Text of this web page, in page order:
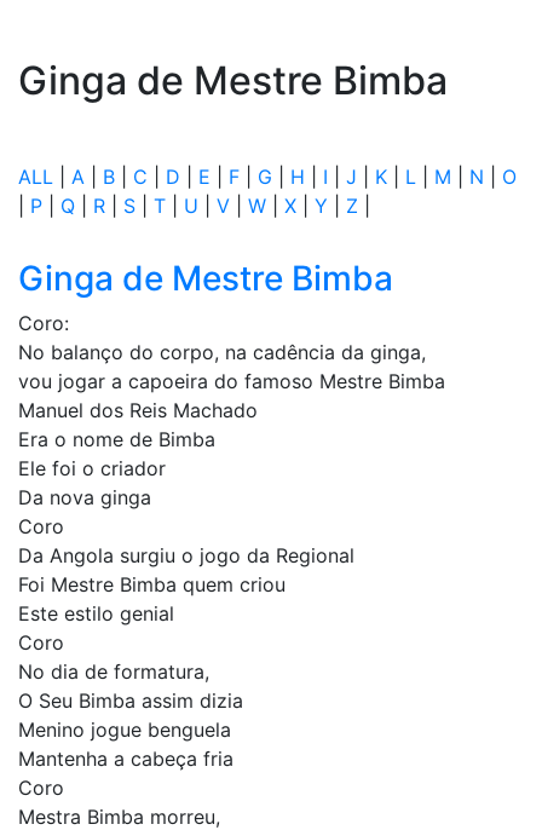
Ginga de Mestre Bimba
ALL A B C D E F G H I J K L M N
O
P Q R S T U V W X Y Z
Ginga de Mestre Bimba
Coro:
No balanço do corpo, na cadência da ginga,
vou jogar a capoeira do famoso Mestre Bimba
Manuel dos Reis Machado
Era o nome de Bimba
Ele foi o criador
Da nova ginga
Coro
­Da Angola surgiu o jogo da Regional
Foi Mestre Bimba quem criou
Este estilo genial
Coro
No dia de formatura,
O Seu Bimba assim dizia
Menino jogue benguela
Mantenha a cabeça fria
Coro
Mestra Bimba morreu,